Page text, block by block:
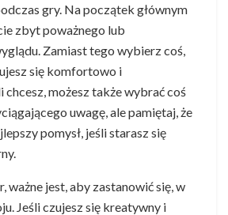
gry. Na początek głównym
zbyt poważnego lub
Zamiast tego wybierz coś,
się komfortowo i
chcesz, możesz także wybrać coś
uwagę, ale pamiętaj, że
pomysł, jeśli starasz się
ważne jest, aby zastanowić się, w
Jeśli czujesz się kreatywny i